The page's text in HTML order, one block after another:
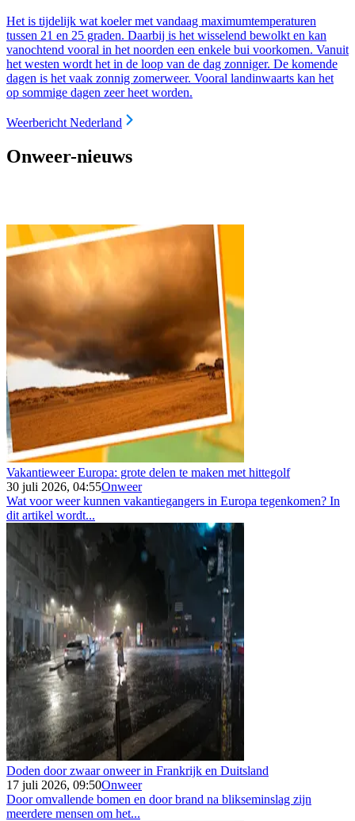
Het is tijdelijk wat koeler met vandaag maximumtemperaturen
tussen 21 en 25 graden. Daarbij is het wisselend bewolkt en kan
vanochtend vooral in het noorden een enkele bui voorkomen. Vanuit
het westen wordt het in de loop van de dag zonniger. De komende
dagen is het vaak zonnig zomerweer. Vooral landinwaarts kan het
op sommige dagen zeer heet worden.
Weerbericht Nederland
Onweer-nieuws
Vakantieweer Europa: grote delen te maken met hittegolf
30 juli 2026, 04:55Onweer
Wat voor weer kunnen vakantiegangers in Europa tegenkomen? In
dit artikel wordt...
Doden door zwaar onweer in Frankrijk en Duitsland
17 juli 2026, 09:50Onweer
Door omvallende bomen en door brand na blikseminslag zijn
meerdere mensen om het...